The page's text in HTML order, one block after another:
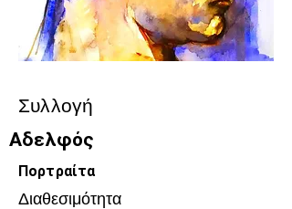
Συλλογή
Αδελφός
Πορτραίτα
Διαθεσιμότητα